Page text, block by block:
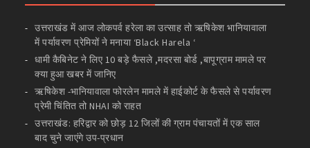
उत्तराखंड में आज लोकपर्व हरेला का उत्साह तो ऋषिकेश भानियावाला
में पर्यावरण प्रेमियों ने मनाया ‘Black Harela ‘
धामी कैबिनेट ने लिए 10 बड़े फैसले ,मदरसा बोर्ड ,बापूग्राम मामले पर
क्या हुआ खबर में जानिए
ऋषिकेश -भानियावाला फोरलेन मामले में हाईकोर्ट के फैसले से पर्यावरण
प्रेमी चिंतित तो NHAI को राहत
उत्तराखंड: हरिद्वार को छोड़ 12 जिलों की ग्राम पंचायतों में एक साल
बाद चुने जाएंगे उप-प्रधान